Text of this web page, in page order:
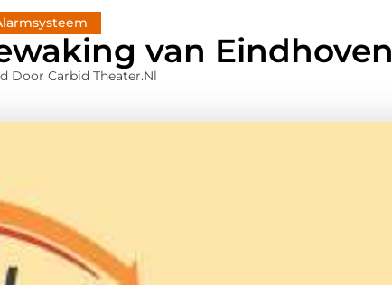
van Eindhoven
Door Carbid Theater.nl